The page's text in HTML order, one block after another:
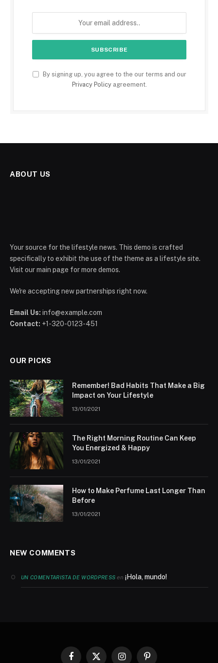
By signing up, you agree to the our terms and our
Privacy Policyagreement.
ABOUT US
Your source for the lifestyle news. This demo is crafted
specifically to exhibit the use of the theme as a lifestyle site.
Visit our main page for more demos.
We're accepting new partnerships right now.
Email Us: info@example.com
Contact: +1-320-0123-451
OUR PICKS
Remember! Bad Habits That Make a Big
Impact on Your Lifestyle
13/01/2021
The Right Morning Routine Can Keep
You Energized & Happy
13/01/2021
How to Make Perfume Last Longer Than
Before
13/01/2021
NEW COMMENTS
UN COMENTARISTA DE WORDPRESS en¡Hola, mundo!
Facebook
X InstagramPinterest